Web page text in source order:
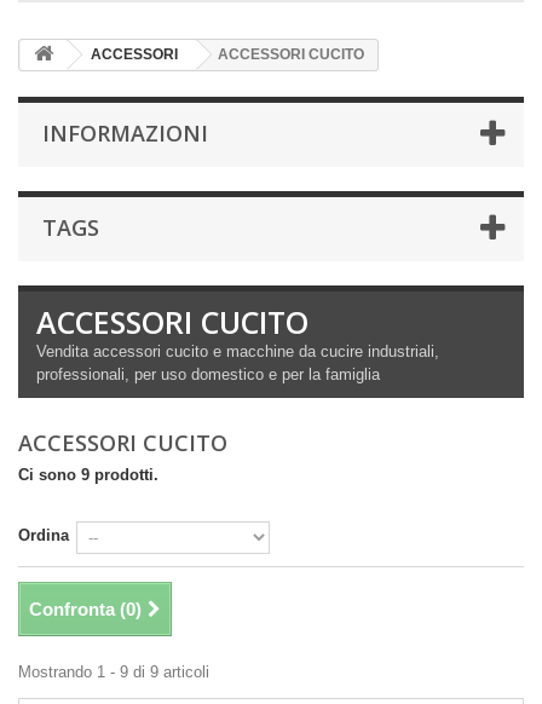
ACCESSORI ACCESSORI CUCITO
INFORMAZIONI
TAGS
ACCESSORI CUCITO
Vendita accessori cucito e macchine da cucire industriali,
professionali, per uso domestico e per la famiglia
ACCESSORI CUCITO
Ci sono 9 prodotti.
Ordina
Confronta (0)
Mostrando 1 - 9 di 9 articoli